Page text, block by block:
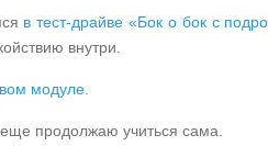
в тест-драйве «Бок о бок с
внутри.
модуле.
продолжаю учиться сама.